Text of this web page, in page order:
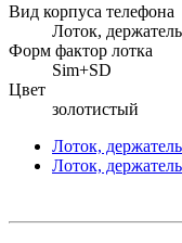
Вид корпуса телефона
Лоток, держатель
Форм фактор лотка
Sim+SD
Цвет
золотистый
Лоток,
Лоток,